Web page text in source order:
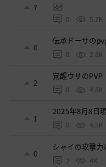
7
0 5.7K
0
伝承ドーサの
0 2.8K
2
覚醒ウサの
0 4.8K
1
2025年8月8日
0 4.5K
0
シャイの攻撃力
2 4K